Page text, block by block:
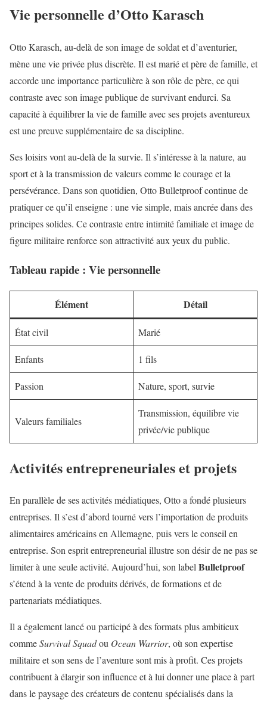
Vie personnelle d’Otto Karasch
Otto Karasch, au-delà de son image de soldat et d’aventurier,
mène une vie privée plus discrète. Il est marié et père de famille, et
accorde une importance particulière à son rôle de père, ce qui
contraste avec son image publique de survivant endurci. Sa
capacité à équilibrer la vie de famille avec ses projets aventureux
est une preuve supplémentaire de sa discipline.
Ses loisirs vont au-delà de la survie. Il s’intéresse à la nature, au
sport et à la transmission de valeurs comme le courage et la
persévérance. Dans son quotidien, Otto Bulletproof continue de
pratiquer ce qu’il enseigne : une vie simple, mais ancrée dans des
principes solides. Ce contraste entre intimité familiale et image de
figure militaire renforce son attractivité aux yeux du public.
Tableau rapide : Vie personnelle
Élément Détail
État civil Marié
Enfants 1 fils
Passion Nature, sport, survie
Valeurs familiales
Transmission, équilibre vie
privée/vie publique
Activités entrepreneuriales et projets
En parallèle de ses activités médiatiques, Otto a fondé plusieurs
entreprises. Il s’est d’abord tourné vers l’importation de produits
alimentaires américains en Allemagne, puis vers le conseil en
entreprise. Son esprit entrepreneurial illustre son désir de ne pas se
limiter à une seule activité. Aujourd’hui, son labelBulletproof
s’étend à la vente de produits dérivés, de formations et de
partenariats médiatiques.
Il a également lancé ou participé à des formats plus ambitieux
commeSurvival Squadou Ocean Warrior, où son expertise
militaire et son sens de l’aventure sont mis à profit. Ces projets
contribuent à élargir son influence et à lui donner une place à part
dans le paysage des créateurs de contenu spécialisés dans la